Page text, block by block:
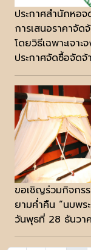
ประกาศสำนักหอ
การเสนอราคาจั
โดยวิธีเฉพาะเจาะจ
ประกาศจัดซื้อจัดจ้
ขอเชิญร่วมกิจกร
ยามค่ำคืน “นบพร
วันพุธที่ 28 ธันวา